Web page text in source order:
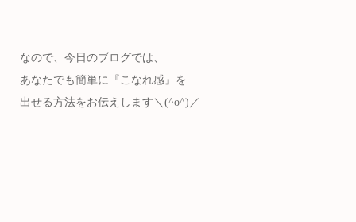
なので、今日のブログでは、
あなたでも簡単に『こなれ感』を
出せる方法をお伝えします＼(^o^)／